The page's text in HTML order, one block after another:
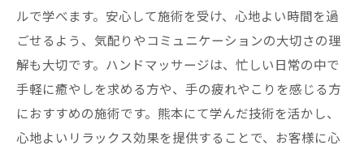
ルで学べます。安心して施術を受け、心地よい時間を過
ごせるよう、気配りやコミュニケーションの大切さの理
解も大切です。ハンドマッサージは、忙しい日常の中で
手軽に癒やしを求める方や、手の疲れやこりを感じる方
におすすめの施術です。熊本にて学んだ技術を活かし、
心地よいリラックス効果を提供することで、お客様に心